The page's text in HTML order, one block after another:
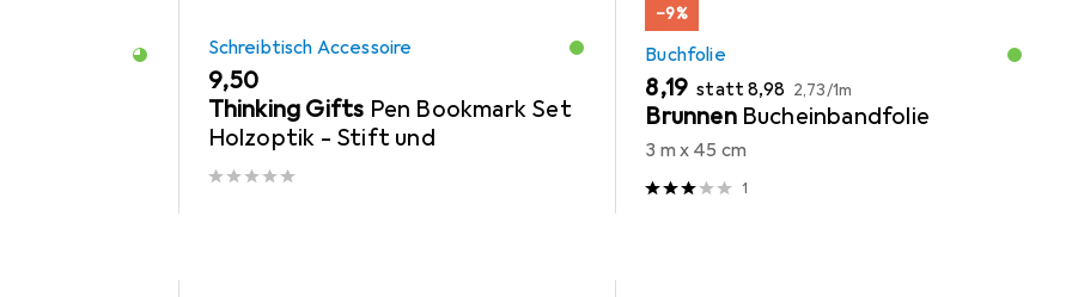
Schreibtisch Accessoire
EUR
9,50
Thinking Gifts Pen Bookmark Set
Holzoptik - Stift und
−9%
Buchfolie
EUR
8,19 stattEUR
8,98 EUR
2,73/1m
Brunnen Bucheinbandfolie
3 m x 45 cm
1